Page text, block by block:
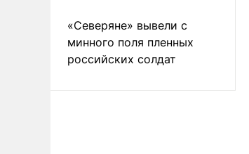
«Северяне» вывели с
минного поля пленных
российских солдат